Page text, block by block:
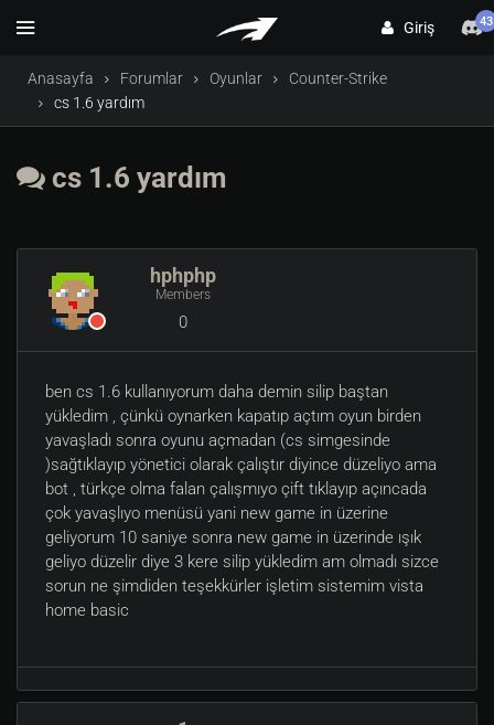
Giriş 43
Anasayfa Forumlar Oyunlar
Counter-Strike
cs 1.6 yardım
cs 1.6 yardım
hphphp
Members
0
ben cs 1.6 kullanıyorum daha demin silip baştan
yükledim , çünkü oynarken kapatıp açtım oyun birden
yavaşladı sonra oyunu açmadan (cs simgesinde
)sağtıklayıp yönetici olarak çalıştır diyince düzeliyo ama
bot , türkçe olma falan çalışmıyo çift tıklayıp açıncada
çok yavaşlıyo menüsü yani new game in üzerine
geliyorum 10 saniye sonra new game in üzerinde ışık
geliyo düzelir diye 3 kere silip yükledim am olmadı sizce
sorun ne şimdiden teşekkürler işletim sistemim vista
home basic